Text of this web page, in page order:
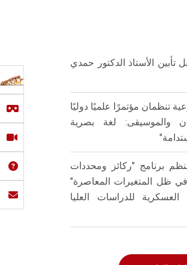
الأستاذ الدكتور حمدي
تنظمان مؤتمرًا علميًا دوليًا
والموسيقى: لغة بصرية
برنامج "ركائز ومحددات
ظل المتغيرات المعاصرة"
العسكرية للدراسات العليا